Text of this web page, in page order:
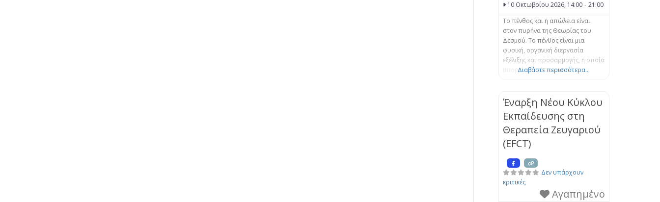
10 Οκτωβρίου 2026, 14:00 - 21:00
Το πένθος και η απώλεια είναι
στον πυρήνα της Θεωρίας του
Δεσμού. Το πένθος είναι μια
φυσική, οργανική διεργασία
εξέλιξης και προσαρμογής, η οποία
μπορεί να μπλοκαριστεί. Τα
αφήνοντάς το αποσυνδεδεμένο
από τον εαυτό του και τους
άλλους, καθώς και συναισθηματικά
εγκλωβισμένο. Σε αυτό το
μονοήμερο σεμινάριο εξετάζεται ο
τρόπος με τον
Διαβάστε περισσότερα...
Έναρξη Νέου Κύκλου
Εκπαίδευσης στη
Θεραπεία Ζευγαριού
(EFCT)
Δεν υπάρχουν
κριτικές
Αγαπημένο